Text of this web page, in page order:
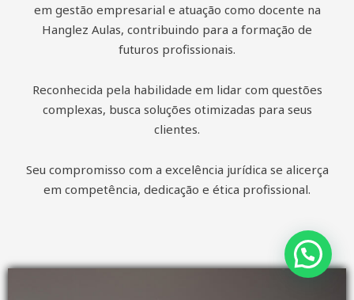
em gestão empresarial e atuação como docente na
Hanglez Aulas, contribuindo para a formação de
futuros profissionais.
Reconhecida pela habilidade em lidar com questões
complexas, busca soluções otimizadas para seus
clientes.
Seu compromisso com a excelência jurídica se alicerça
em competência, dedicação e ética profissional.